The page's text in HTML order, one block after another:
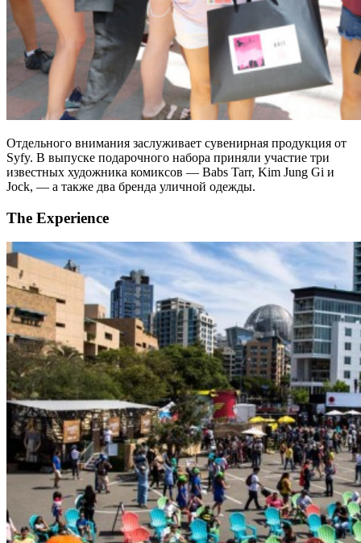
Отдельного внимания заслуживает сувенирная продукция от
Syfy. В выпуске подарочного набора приняли участие три
известных художника комиксов — Babs Tarr, Kim Jung Gi и
Jock, — а также два бренда уличной одежды.
The Experience